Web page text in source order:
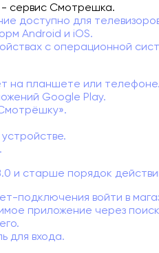
сервис Смотрешка.
доступно для
Android и iOS.
с операционной
на планшете или
Google Play.
и старше порядок
подключения войти в
приложение через
для входа.